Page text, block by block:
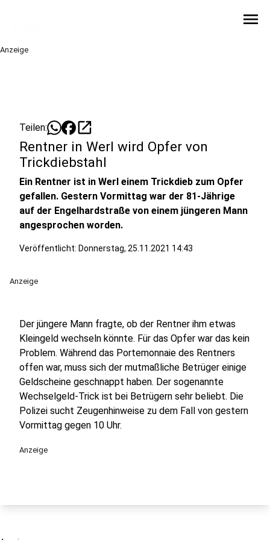
menu
Anzeige
Teilen: open_in_new
Rentner in Werl wird Opfer von
Trickdiebstahl
Ein Rentner ist in Werl einem Trickdieb zum Opfer
gefallen. Gestern Vormittag war der 81-Jährige
auf der Engelhardstraße von einem jüngeren Mann
angesprochen worden.
Veröffentlicht: Donnerstag, 25.11.2021 14:43
Anzeige
Der jüngere Mann fragte, ob der Rentner ihm etwas
Kleingeld wechseln könnte. Für das Opfer war das kein
Problem. Während das Portemonnaie des Rentners
offen war, muss sich der mutmaßliche Betrüger einige
Geldscheine geschnappt haben. Der sogenannte
Wechselgeld-Trick ist bei Betrügern sehr beliebt. Die
Polizei sucht Zeugenhinweise zu dem Fall von gestern
Vormittag gegen 10 Uhr.
Anzeige